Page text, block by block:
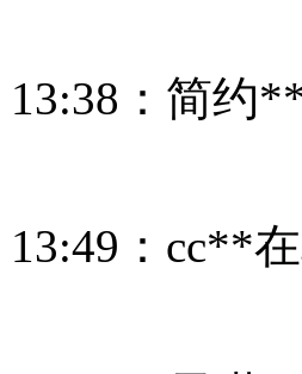
： 简约
： cc**